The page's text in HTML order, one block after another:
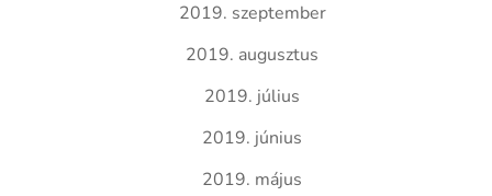
2019. szeptember
2019. augusztus
2019. július
2019. június
2019. május